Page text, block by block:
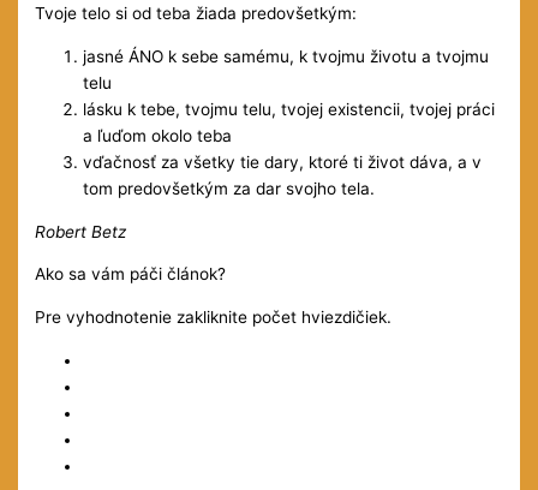
Tvoje telo si od teba žiada predovšetkým:
jasné ÁNO k sebe samému, k tvojmu životu a tvojmu
telu
lásku k tebe, tvojmu telu, tvojej existencii, tvojej práci
a ľuďom okolo teba
vďačnosť za všetky tie dary, ktoré ti život dáva, a v
tom predovšetkým za dar svojho tela.
Robert Betz
Ako sa vám páči článok?
Pre vyhodnotenie zakliknite počet hviezdičiek.